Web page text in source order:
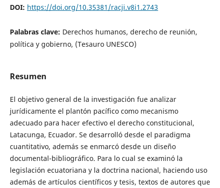
DOI: https://doi.org/10.35381/racji.v8i1.2743
Palabras clave: Derechos humanos, derecho de reunión,
política y gobierno, (Tesauro UNESCO)
Resumen
El objetivo general de la investigación fue analizar
jurídicamente el plantón pacífico como mecanismo
adecuado para hacer efectivo el derecho constitucional,
Latacunga, Ecuador. Se desarrolló desde el paradigma
cuantitativo, además se enmarcó desde un diseño
documental-bibliográfico. Para lo cual se examinó la
legislación ecuatoriana y la doctrina nacional, haciendo uso
además de artículos científicos y tesis, textos de autores que